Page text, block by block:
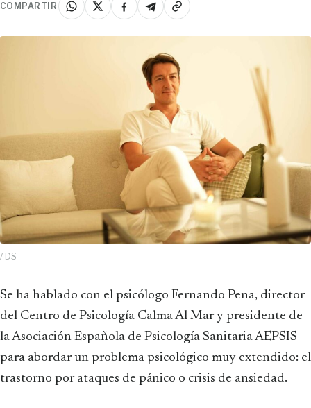
COMPARTIR
/ DS
Se ha hablado con el psicólogo Fernando Pena, director
del Centro de Psicología Calma Al Mar y presidente de
la Asociación Española de Psicología Sanitaria AEPSIS
para abordar un problema psicológico muy extendido: el
trastorno por ataques de pánico o crisis de ansiedad.